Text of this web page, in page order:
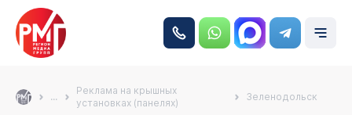
...
Реклама на крышных
установках (панелях)
Зеленодольск